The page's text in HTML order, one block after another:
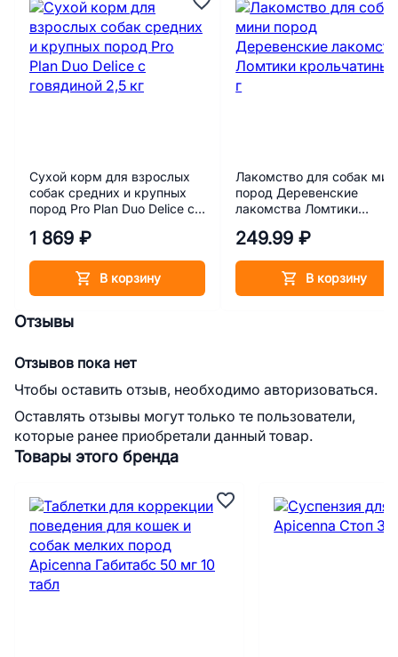
Сухой корм для взрослых
собак средних и крупных
пород Pro Plan Duo Delice с
1 869 ₽
В корзину
Лакомство для собак
пород Деревенские
лакомства Ломтики
249.99 ₽
В корзину
Товары этого бренда
Отзывы
Отзывов пока нет
Чтобы оставить отзыв, необходимо авторизоваться.
Оставлять отзывы могут только те пользователи,
которые ранее приобретали данный товар.